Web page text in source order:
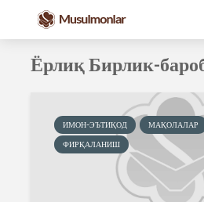
Ёрлиқ Бирлик-
ИМОН-ЭЪТИҚОД
МАҚОЛАЛАР
ФИРҚАЛАНИШ